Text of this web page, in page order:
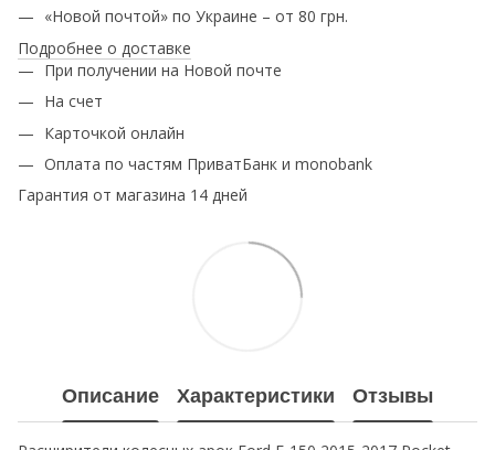
«Новой почтой» по Украине – от 80 грн.
Подробнее о доставке
При получении на Новой почте
На счет
Карточкой онлайн
Оплата по частям ПриватБанк и monobank
Гарантия от магазина 14 дней
Описание Характеристики Отзывы